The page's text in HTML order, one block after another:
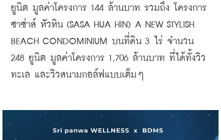
ยูนิต มูลค่าโครงการ 144 ล้านบาท รวมถึง โครงการ
ซาซ่าส์ หัวหิน (SASA HUA HIN) A NEW STYLISH
BEACH CONDOMINIUM บนที่ดิน 3 ไร่ จำนวน
248 ยูนิต มูลค่าโครงการ 1,706 ล้านบาท ที่ได้ทั้งวิว
ทะเล และวิวสนามกอล์ฟแบบเต็มๆ